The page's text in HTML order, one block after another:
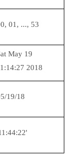
01, ..., 53
May 19
2018
19/18